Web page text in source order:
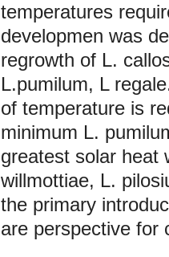
temperatures
developmen was
regrowth of L.
L.pumilum, L
of temperature is
minimum L.
greatest solar heat
willmottiae, L.
the primary
are perspective for